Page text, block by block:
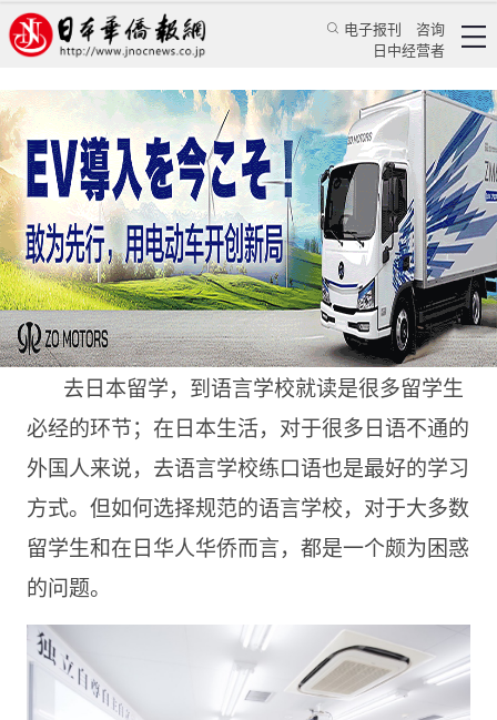
电子报刊
咨询
日中经营者
明年，日本语言学校就要这么选
颜丹丹 华人新闻 留学生活
日本华侨报 2023/6/16 14:42:41
去日本留学，到语言学校就读是很多留学生
必经的环节；在日本生活，对于很多日语不通的
外国人来说，去语言学校练口语也是最好的学习
方式。但如何选择规范的语言学校，对于大多数
留学生和在日华人华侨而言，都是一个颇为困惑
的问题。